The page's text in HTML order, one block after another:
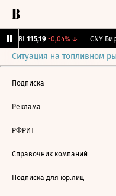
RGBI 115,19 -0,04%↓ CNY
Ситуация на топливном
Подписка
Реклама
РФРИТ
Справочник компаний
Подписка для юр.лиц